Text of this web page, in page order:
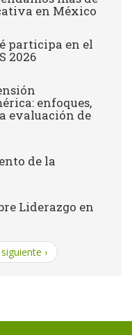
en México
participa en el
2026
enfoques,
evaluación de
de la
Liderazgo en
siguiente ›